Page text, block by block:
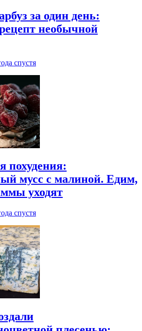
за один день:
необычной
спустя
похудения:
мусс с малиной. Едим,
уходят
спустя